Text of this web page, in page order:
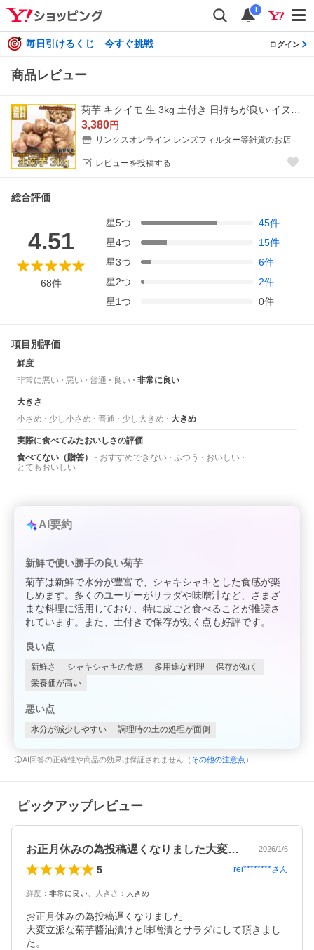
i
毎日引けるくじ 今すぐ挑戦 ログイン
商品レビュー
3,380円
リンクスオンライン レンズフィルター等雑貨のお店
レビューを投稿する
総合評価
4.51
68件
星5つ 45件
星4つ 15件
星3つ 6件
星2つ 2件
星1つ 0件
項目別評価
鮮度
非常に悪い
悪い 普通 良い 非常に良い
大きさ
小さめ
少し小さめ 普通 少し大きめ 大きめ
実際に食べてみたおいしさの評価
食べてない（贈答）
おすすめできない ふつう
おいしい
とてもおいしい
AI要約
新鮮で使い勝手の良い菊芋
菊芋は新鮮で水分が豊富で、シャキシャキとした食感が楽
しめます。多くのユーザーがサラダや味噌汁など、さまざ
まな料理に活用しており、特に皮ごと食べることが推奨さ
れています。また、土付きで保存が効く点も好評です。
良い点
新鮮さ シャキシャキの食感 多用途な料理
保存が効く
栄養価が高い
悪い点
水分が減少しやすい 調理時の土の処理が面倒
AI回答の正確性や商品の効果は保証されません（ その他の注意点 ）
ピックアップレビュー
お正月休みの為投稿遅くなりました大変立… 2026/1/6
5 rei********さん
鮮度 ： 非常に良い 大きさ ： 大きめ
お正月休みの為投稿遅くなりました
大変立派な菊芋醬油漬けと味噌漬とサラダにして頂きまし
た。